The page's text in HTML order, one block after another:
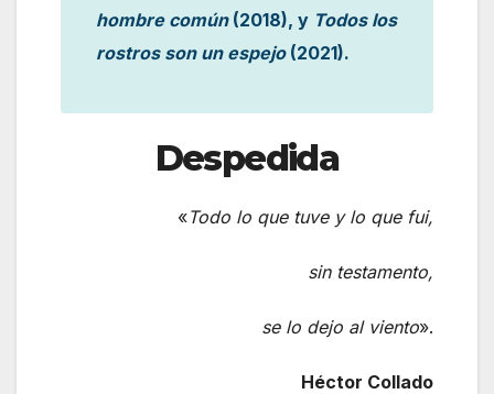
hombre común(2018), y Todos los
rostros son un espejo (2021).
Despedida
«Todo lo que tuve y lo que fui,
sin testamento,
se lo dejo al viento».
Héctor Collado